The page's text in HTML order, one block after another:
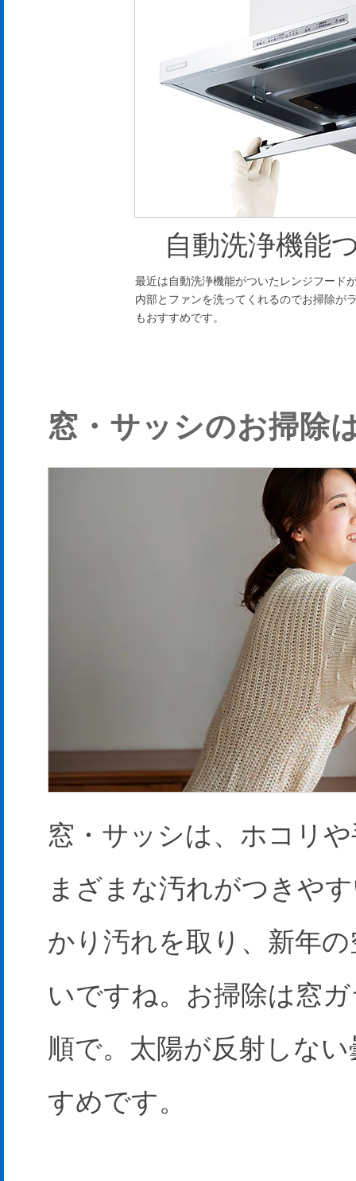
自動洗浄機能
最近は自動洗浄機能がついたレンジフード
内部とファンを洗ってくれるのでお掃除が
もおすすめです。
窓・サッシのお掃除
窓・サッシは、ホコリ
まざまな汚れがつきや
かり汚れを取り、新年
いですね。お掃除は窓
順で。太陽が反射しな
すめです。